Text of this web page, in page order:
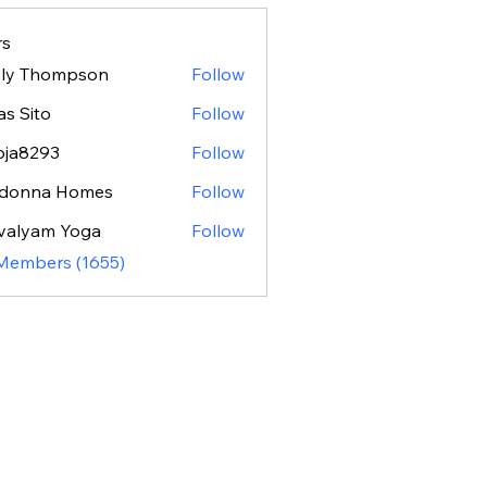
Thompson
Follow
Sito
Follow
Follow
Homes
Follow
Yoga
Follow
(1655)